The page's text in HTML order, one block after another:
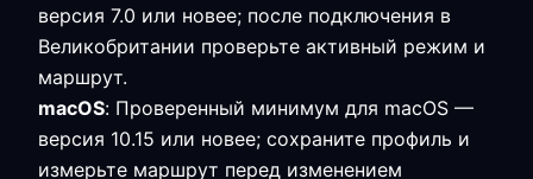
версия 7.0 или новее; после подключения в
Великобритании проверьте активный режим и
маршрут.
macOS: Проверенный минимум для macOS —
версия 10.15 или новее; сохраните профиль и
измерьте маршрут перед изменением